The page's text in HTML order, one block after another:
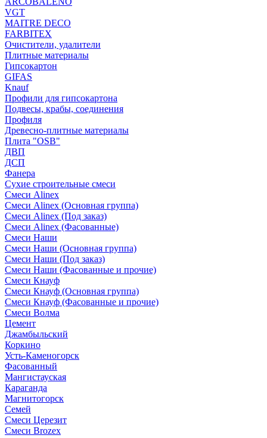
VGT
MAITRE DECO
FARBITEX
Очистители, удалители
Плитные материалы
Гипсокартон
GIFAS
Knauf
Профили для гипсокартона
Подвесы, крабы, соединения
Профиля
Древесно-плитные материалы
Плита "OSB"
ДВП
ДСП
Фанера
Сухие строительные смеси
Смеси Alinex
Смеси Alinex (Основная группа)
Смеси Alinex (Под заказ)
Смеси Alinex (Фасованные)
Смеси Наши
Смеси Наши (Основная группа)
Смеси Наши (Под заказ)
Смеси Наши (Фасованные и прочие)
Смеси Кнауф
Смеси Кнауф (Основная группа)
Смеси Кнауф (Фасованные и прочие)
Смеси Волма
Цемент
Джамбыльский
Коркино
Усть-Каменогорск
Фасованный
Мангистауская
Караганда
Магнитогорск
Семей
Смеси Церезит
Смеси Brozex